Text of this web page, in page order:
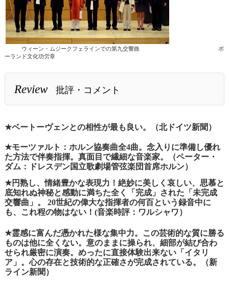
ウィーン・ムジークフェラインでの第九交響曲 ポ
ーランド文化功労章
Review 批評・コメント
★ベートーヴェンとの相性が最も良い。（北ドイツ新聞）
★モーツァルト：ホルン協奏曲全4曲。念入りに準備し優れ
た方法で伴奏指揮。真面目で繊細な音楽家。（ペーター・
ダム：ドレスデン国立歌劇場管弦楽団首席ホルン）
★円熟し、情緒豊かな表現力！絶妙に美しく哀しい、思慕と
底知れぬ神秘と感動に満ちた全く「完成」された「未完成
交響曲」。 20世紀の偉大な指揮者の何百という録音中に
も、これ程の物はない！ (音楽時評：ワルシャワ）
★霊感に富んだ憑かれた様な集中力。この芸術的な質に勝る
ものは他に全くない。意のままに操られ、細部が結び合わ
せられ厳密に演奏。めったに直接体験出来ない「イタリ
ア」。心の存在と技術的な正確さが完成されている。（新
ライン新聞）